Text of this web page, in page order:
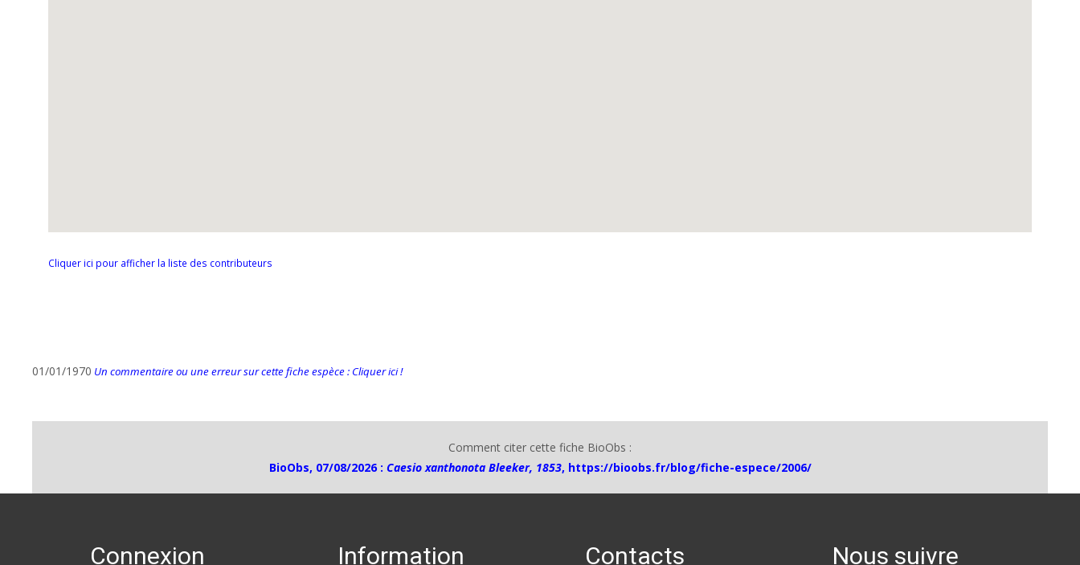
Cliquer ici pour afficher la liste des contributeurs
01/01/1970 Un commentaire ou une erreur sur cette fiche espèce : Cliquer ici !
Comment citer cette fiche BioObs :
BioObs, 07/08/2026 : Caesio xanthonota Bleeker, 1853, https://bioobs.fr/blog/fiche-espece/2006/
Connexion Information Contacts Nous suivre